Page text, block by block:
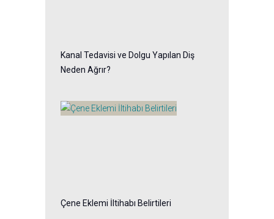
Kanal Tedavisi ve Dolgu Yapılan Diş
Neden Ağrır?
Çene Eklemi İltihabı Belirtileri